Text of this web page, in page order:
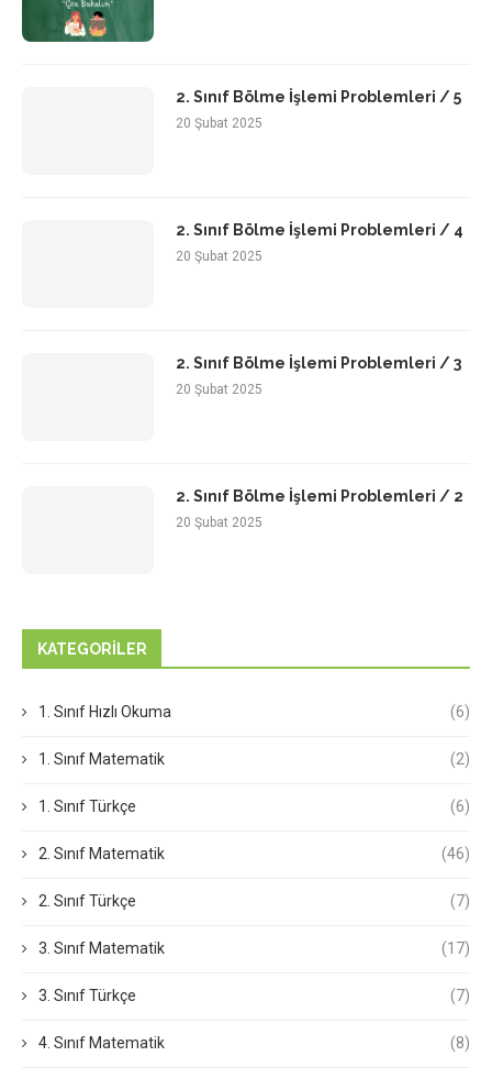
2. Sınıf Bölme İşlemi Problemleri / 5
20 Şubat 2025
2. Sınıf Bölme İşlemi Problemleri / 4
20 Şubat 2025
2. Sınıf Bölme İşlemi Problemleri / 3
20 Şubat 2025
2. Sınıf Bölme İşlemi Problemleri / 2
20 Şubat 2025
KATEGORILER
1. Sınıf Hızlı Okuma (6)
1. Sınıf Matematik (2)
1. Sınıf Türkçe (6)
2. Sınıf Matematik (46)
2. Sınıf Türkçe (7)
3. Sınıf Matematik (17)
3. Sınıf Türkçe (7)
4. Sınıf Matematik (8)